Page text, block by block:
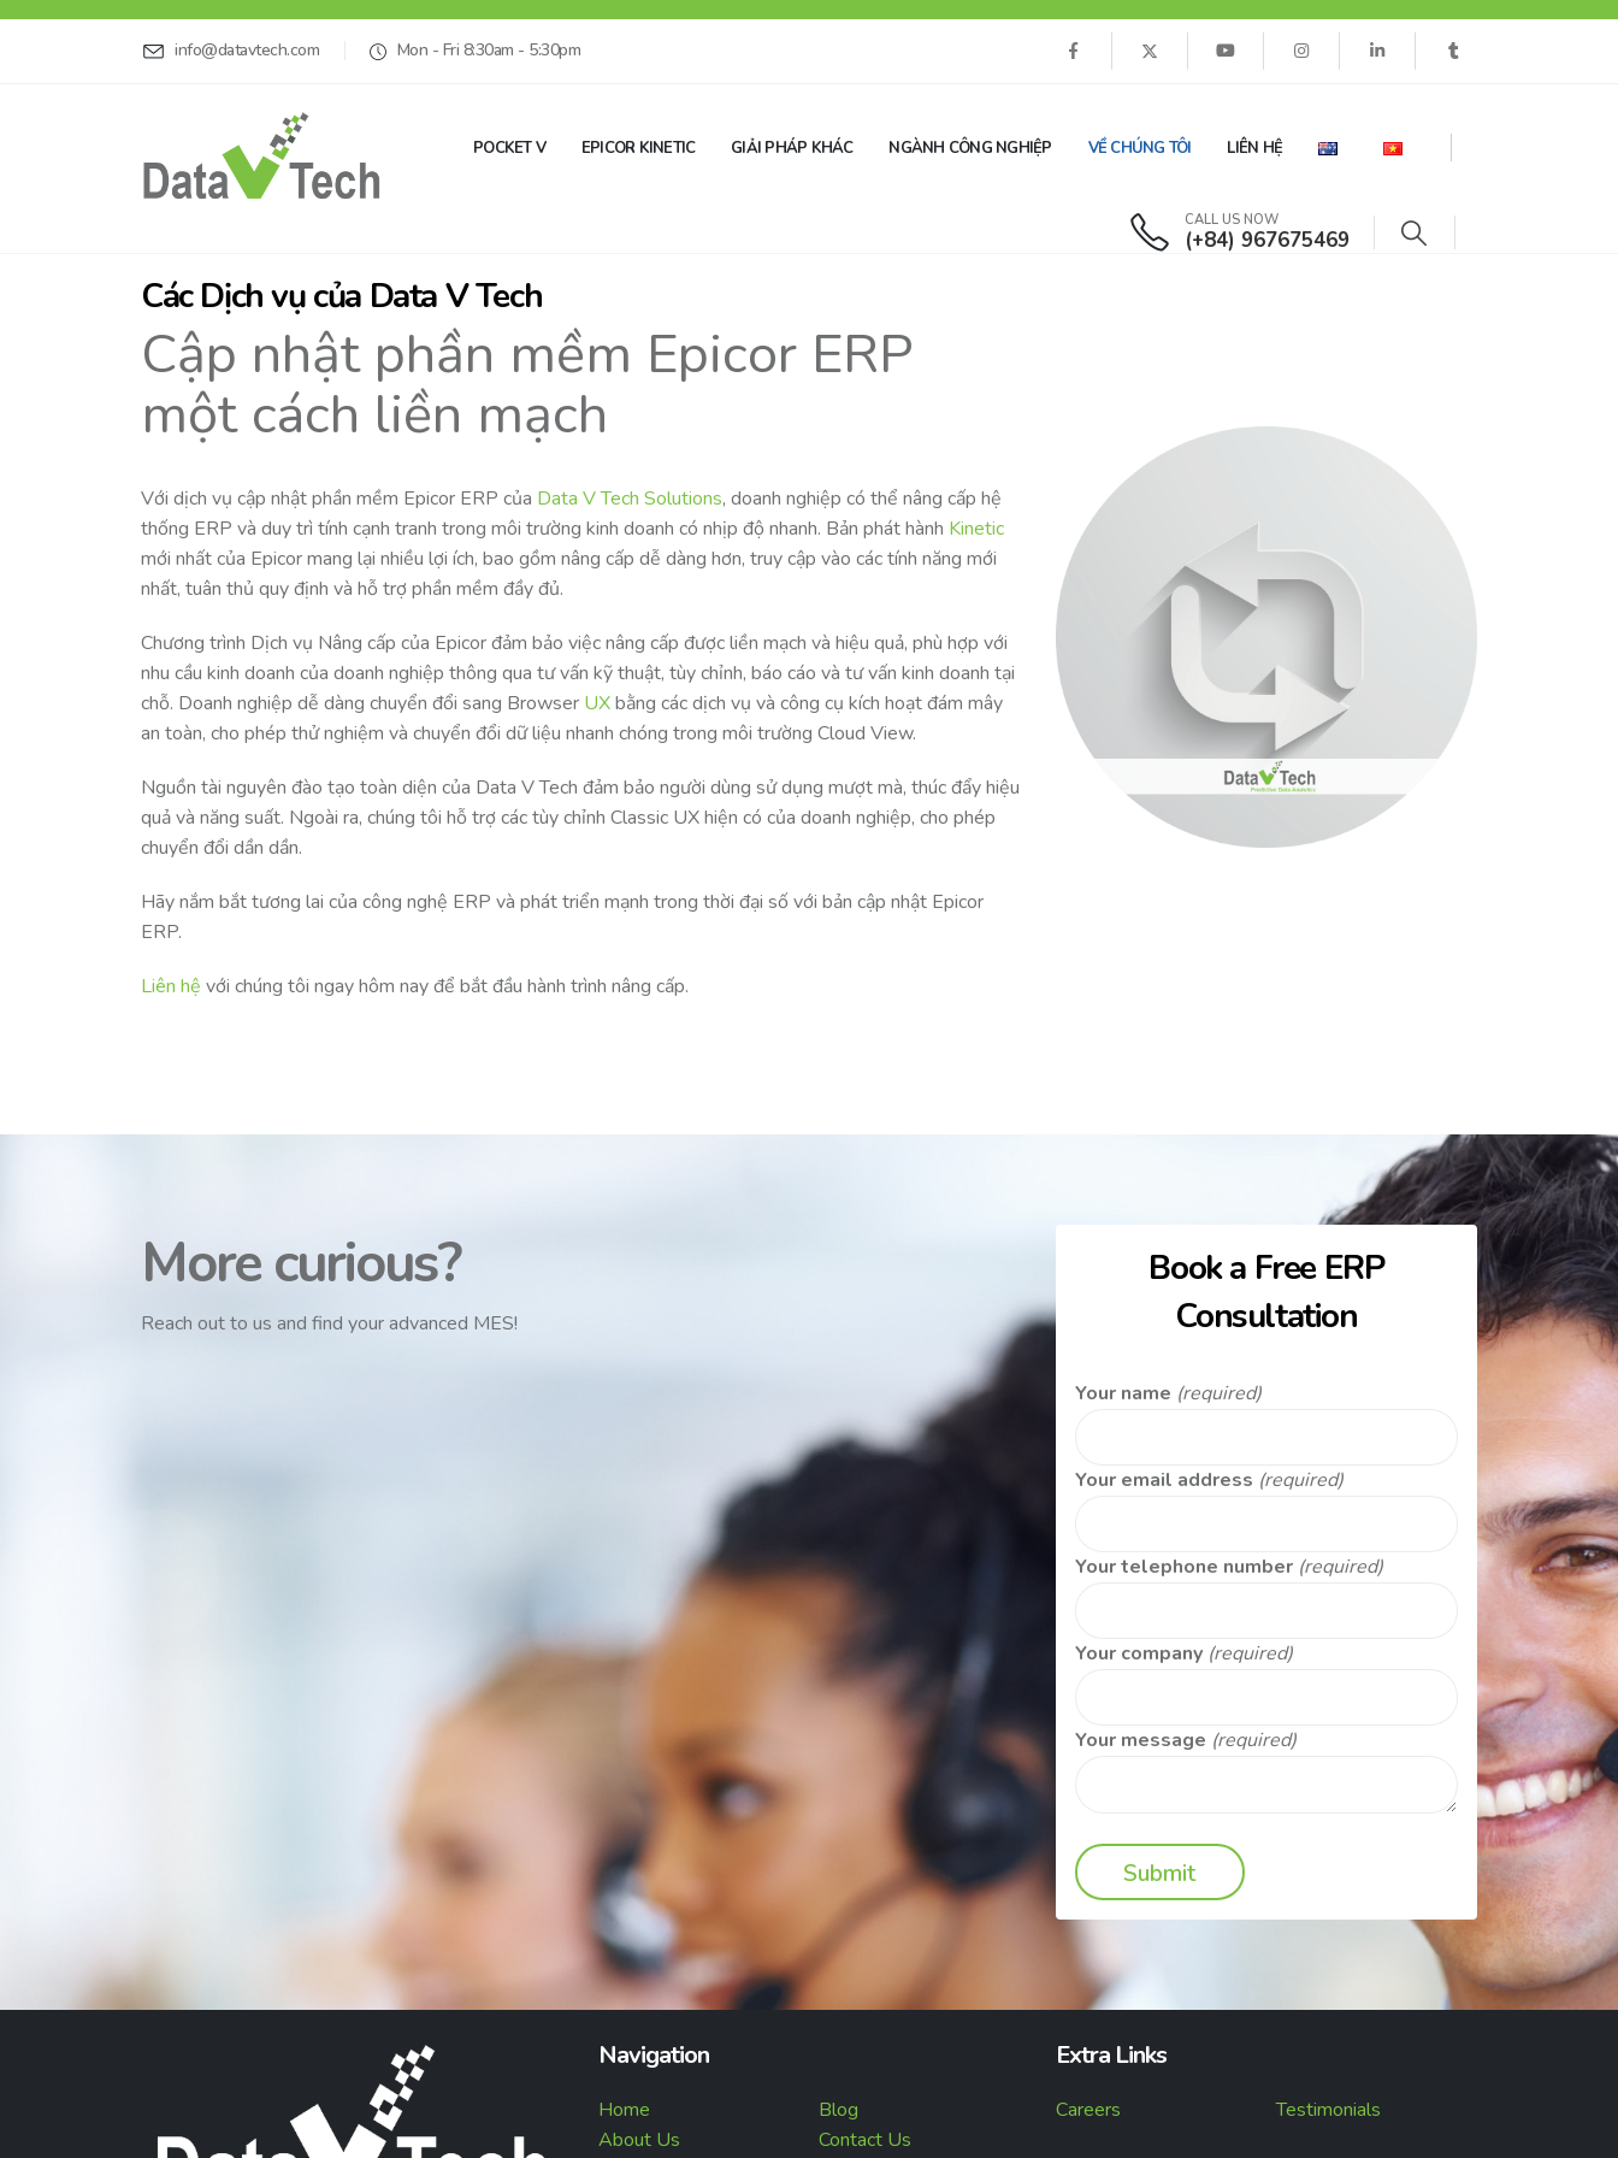
info@datavtech.com Mon - Fri 8:30am - 5:30pm
POCKET V EPICOR KINETIC GIẢI PHÁP KHÁC NGÀNH CÔNG NGHIỆP VỀ CHÚNG TÔI LIÊN HỆ
CALL US NOW
(+84) 967675469
Các Dịch vụ của Data V Tech
Cập nhật phần mềm Epicor ERP
một cách liền mạch
Với dịch vụ cập nhật phần mềm Epicor ERP của Data V Tech Solutions, doanh nghiệp có thể nâng cấp hệ
thống ERP và duy trì tính cạnh tranh trong môi trường kinh doanh có nhịp độ nhanh. Bản phát hành Kinetic
mới nhất của Epicor mang lại nhiều lợi ích, bao gồm nâng cấp dễ dàng hơn, truy cập vào các tính năng mới
nhất, tuân thủ quy định và hỗ trợ phần mềm đầy đủ.
Chương trình Dịch vụ Nâng cấp của Epicor đảm bảo việc nâng cấp được liền mạch và hiệu quả, phù hợp với
nhu cầu kinh doanh của doanh nghiệp thông qua tư vấn kỹ thuật, tùy chỉnh, báo cáo và tư vấn kinh doanh tại
chỗ. Doanh nghiệp dễ dàng chuyển đổi sang Browser UXbằng các dịch vụ và công cụ kích hoạt đám mây
an toàn, cho phép thử nghiệm và chuyển đổi dữ liệu nhanh chóng trong môi trường Cloud View.
Nguồn tài nguyên đào tạo toàn diện của Data V Tech đảm bảo người dùng sử dụng mượt mà, thúc đẩy hiệu
quả và năng suất. Ngoài ra, chúng tôi hỗ trợ các tùy chỉnh Classic UX hiện có của doanh nghiệp, cho phép
chuyển đổi dần dần.
Hãy nắm bắt tương lai của công nghệ ERP và phát triển mạnh trong thời đại số với bản cập nhật Epicor
ERP.
Liên hệ với chúng tôi ngay hôm nay để bắt đầu hành trình nâng cấp.
More curious?
Reach out to us and find your advanced MES!
Book a Free ERP
Consultation
Your name (required)
Your email address (required)
Your telephone number (required)
Your company (required)
Your message (required)
Navigation
Home
About Us
Blog
Contact Us
Extra Links
Careers Testimonials